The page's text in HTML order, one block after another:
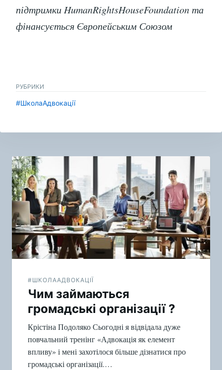
підтримки HumanRightsHouseFoundation та
фінансується Європейським Союзом
РУБРИКИ
#ШколаАдвокації
Навигация
по
записям
#ШКОЛААДВОКАЦІЇ
Чим займаються
громадські організації ?
Крістіна Подоляко Сьогодні я відвідала дуже
повчальний тренінг «Адвокація як елемент
впливу» і мені захотілося більше дізнатися про
громадські організації.…